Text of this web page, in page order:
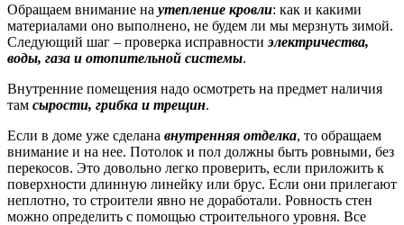
Обращаем внимание на утепление кровли: как и какими
материалами оно выполнено, не будем ли мы мерзнуть зимой.
Следующий шаг – проверка исправностиэлектричества,
воды, газа и отопительной системы.
Внутренние помещения надо осмотреть на предмет наличия
там сырости, грибка и трещин.
Если в доме уже сделана внутренняя отделка, то обращаем
внимание и на нее. Потолок и пол должны быть ровными, без
перекосов. Это довольно легко проверить, если приложить к
поверхности длинную линейку или брус. Если они прилегают
неплотно, то строители явно не доработали. Ровность стен
можно определить с помощью строительного уровня. Все